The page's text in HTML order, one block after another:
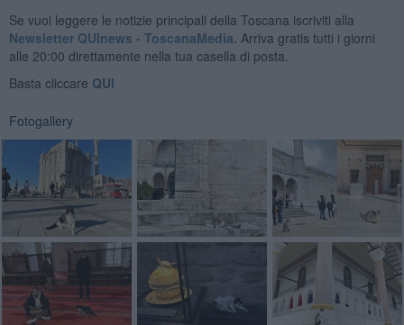
Se vuoi leggere le notizie principali della Toscana iscriviti alla
Newsletter QUInews - ToscanaMedia. Arriva gratis tutti i giorni
alle 20:00 direttamente nella tua casella di posta.
Basta cliccare QUI
Fotogallery